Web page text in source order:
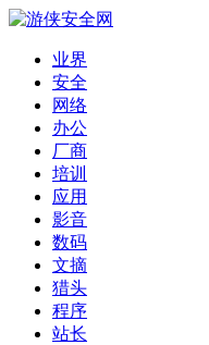
业界
安全
网络
办公
厂商
培训
应用
影音
数码
文摘
猎头
程序
站长